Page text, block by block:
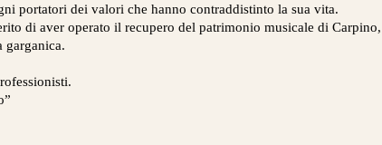
portatori dei valori che hanno contraddistinto la sua vita.
di aver operato il recupero del patrimonio musicale di
garganica.